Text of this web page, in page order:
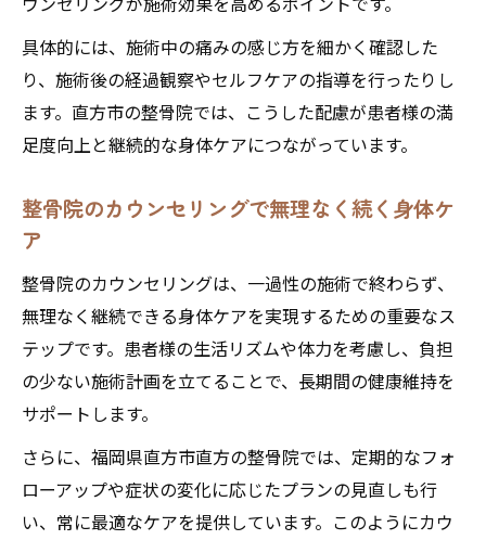
具体的には、施術中の痛みの感じ方を細かく確認した
り、施術後の経過観察やセルフケアの指導を行ったりし
ます。直方市の整骨院では、こうした配慮が患者様の満
足度向上と継続的な身体ケアにつながっています。
整骨院のカウンセリングで無理なく続く身体ケ
ア
整骨院のカウンセリングは、一過性の施術で終わらず、
無理なく継続できる身体ケアを実現するための重要なス
テップです。患者様の生活リズムや体力を考慮し、負担
の少ない施術計画を立てることで、長期間の健康維持を
サポートします。
さらに、福岡県直方市直方の整骨院では、定期的なフォ
ローアップや症状の変化に応じたプランの見直しも行
い、常に最適なケアを提供しています。このようにカウ